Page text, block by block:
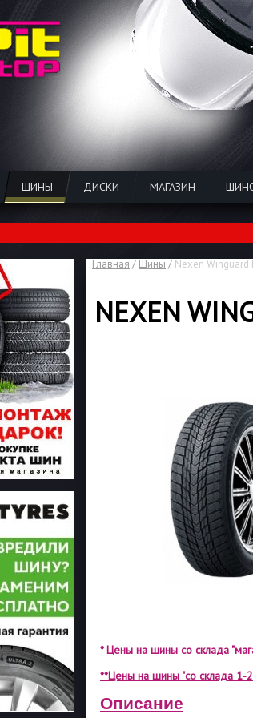
ШИНЫ ДИСКИ МАГАЗИН
Главная / Шины / Nexen Winguard
NEXEN
* Цены на шины со склада
**Цены на шины "со склада 1-
Описание